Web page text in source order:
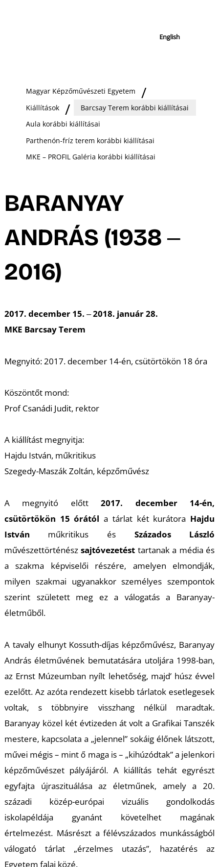
English
Magyar Képzőművészeti Egyetem
Kiállítások
Barcsay Terem korábbi kiállításai
Aula korábbi kiállításai
Parthenón-fríz terem korábbi kiállításai
MKE – PROFIL Galéria korábbi kiállításai
BARANYAY
ANDRÁS (1938 ‒
2016)
2017. december 15. ‒ 2018. január 28.
MKE Barcsay Terem
Megnyitó: 2017. december 14-én, csütörtökön 18 óra
Köszöntőt mond:
Prof Csanádi Judit, rektor
A kiállítást megnyitja:
Hajdu István, műkritikus
Szegedy-Maszák Zoltán, képzőművész
A megnyitó előtt2017. december 14-én,
csütörtökön 15 órától a tárlat két kurátora Hajdu
István műkritikus és Százados László
művészettörténészsajtóvezetést tartanak a média és
a szakma képviselői részére, amelyen elmondják,
milyen szakmai ugyanakkor személyes szempontok
szerint született meg ez a válogatás a Baranyay-
életműből.
A tavaly elhunyt Kossuth-díjas képzőművész, Baranyay
András életművének bemutatására utoljára 1998-ban,
az Ernst Múzeumban nyílt lehetőség, majd’ húsz évvel
ezelőtt. Az azóta rendezett kisebb tárlatok esetlegesek
voltak, s többnyire visszhang nélkül maradtak.
Baranyay közel két évtizeden át volt a Grafikai Tanszék
mestere, kapcsolata a „jelennel” sokáig élőnek látszott,
művei mégis – mint ő maga is – „kihúzódtak” a jelenkori
képzőművészet pályájáról. A kiállítás tehát egyrészt
egyfajta újraszituálása az életműnek, amely a 20.
századi közép-európai vizuális gondolkodás
iskolapéldája gyanánt követelhet magának
értelmezést. Másrészt a félévszázados munkásságból
válogató tárlat „érzelmes utazás”, hazatérés az
Egyetem falai közé.